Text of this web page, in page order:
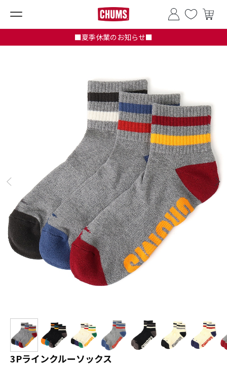
■夏季休業のお知らせ■
3Pラインクルーソックス